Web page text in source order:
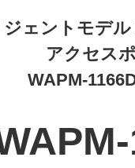
ェントモデ
アクセス
WAPM-